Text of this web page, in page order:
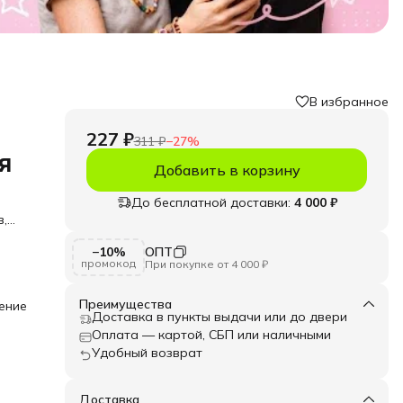
не
В избранное
227 ₽311 ₽−27%
Добавить в корзину
До бесплатной доставки: 4 000 ₽
−10%
промокод
ОПТ
При покупке от 4 000 ₽
Преимущества
Доставка в пункты выдачи или до двери
Оплата — картой, СБП или наличными
Удобный возврат
Доставка